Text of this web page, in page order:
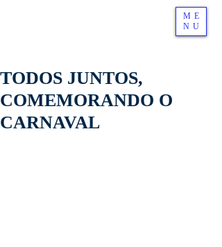
ME
NU
TODOS JUNTOS,
COMEMORANDO O
CARNAVAL